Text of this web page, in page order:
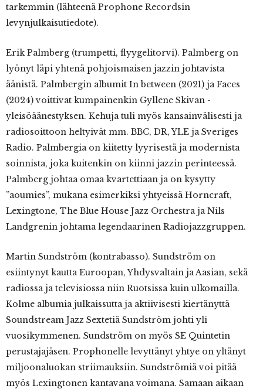
tarkemmin (lähteenä Prophone Recordsin
levynjulkaisutiedote).
Erik Palmberg (trumpetti, flyygelitorvi). Palmberg on
lyönyt läpi yhtenä pohjoismaisen jazzin johtavista
äänistä. Palmbergin albumit In between (2021) ja Faces
(2024) voittivat kumpainenkin Gyllene Skivan -
yleisöäänestyksen. Kehuja tuli myös kansainvälisesti ja
radiosoittoon heltyivät mm. BBC, DR, YLE ja Sveriges
Radio. Palmbergia on kiitetty lyyrisestä ja modernista
soinnista, joka kuitenkin on kiinni jazzin perinteessä.
Palmberg johtaa omaa kvartettiaan ja on kysytty
”aoumies”, mukana esimerkiksi yhtyeissä Horncraft,
Lexingtone, The Blue House Jazz Orchestra ja Nils
Landgrenin johtama legendaarinen Radiojazzgruppen.
Martin Sundström (kontrabasso). Sundström on
esiintynyt kautta Euroopan, Yhdysvaltain ja Aasian, sekä
radiossa ja televisiossa niin Ruotsissa kuin ulkomailla.
Kolme albumia julkaissutta ja aktiivisesti kiertänyttä
Soundstream Jazz Sextetiä Sundström johti yli
vuosikymmenen. Sundström on myös SE Quintetin
perustajajäsen. Prophonelle levyttänyt yhtye on yltänyt
miljoonaluokan striimauksiin. Sundströmiä voi pitää
myös Lexingtonen kantavana voimana. Samaan aikaan